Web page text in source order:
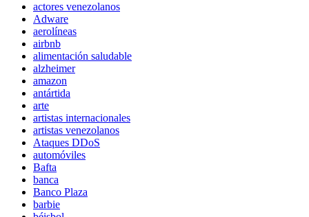
actores venezolanos
Adware
aerolíneas
airbnb
alimentación saludable
alzheimer
amazon
antártida
arte
artistas internacionales
artistas venezolanos
Ataques DDoS
automóviles
Bafta
banca
Banco Plaza
barbie